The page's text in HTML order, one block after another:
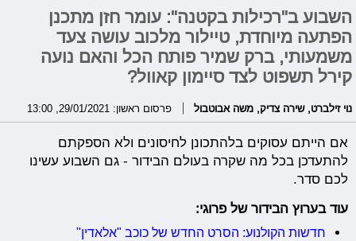
השבוע ב"רכילות בקטנה": עומר חזן מתכנן
הפתעה מיוחדת, טיילור מלכוב עושה צעד
משמעותי, ברק שמיר פותח הכל והאם נועה
קירל תשפוט לצד סיימון קאוול?
נוי זילברט,שירה צדיק, משה אבוטבול פרסום ראשון: 29/01/2021, 13:00
אם הייתם עסוקים בלהתכונן לחיסונים ולא הספקתם
להתעדכן בכל מה שקרה בעולם הבידור - גם השבוע עשינו
לכם סדר.
עוד בערוץ הבידור של פרוגי:
חדשות הקולנוע: הסרט החדש של כוכב "אלאדין"